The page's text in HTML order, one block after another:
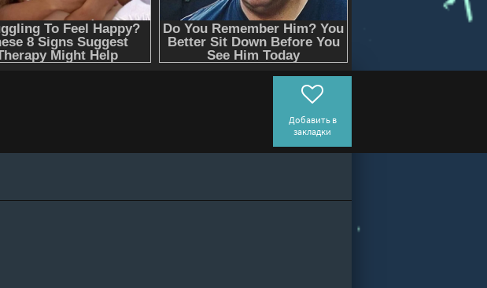
Добавить в
закладки